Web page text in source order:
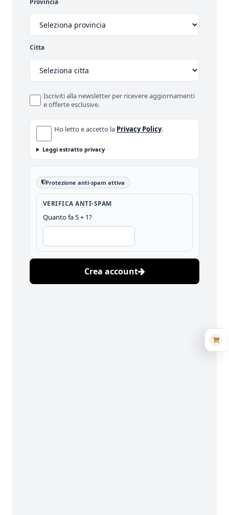
Provincia
Citta
Iscriviti alla newsletter per ricevere aggiornamenti
e offerte esclusive.
Ho letto e accetto la Privacy Policy.
Leggi estratto privacy
Protezione anti-spam attiva
VERIFICA ANTI-SPAM
Quanto fa 5 + 1?
Crea account